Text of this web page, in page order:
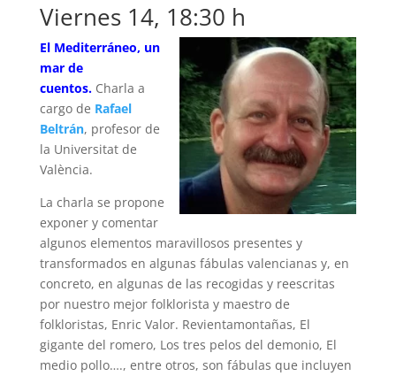
Viernes 14, 18:30 h
El Mediterráneo, un
mar de
cuentos.Charla a
cargo de Rafael
Beltrán, profesor de
la Universitat de
València.
La charla se propone
exponer y comentar
algunos elementos maravillosos presentes y
transformados en algunas fábulas valencianas y, en
concreto, en algunas de las recogidas y reescritas
por nuestro mejor folklorista y maestro de
folkloristas, Enric Valor. Revientamontañas, El
gigante del romero, Los tres pelos del demonio, El
medio pollo…., entre otros, son fábulas que incluyen